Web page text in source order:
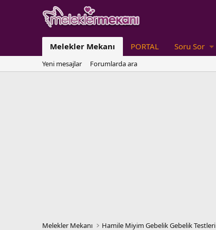
Melekler Mekanı PORTAL Soru Sor
Yeni mesajlar Forumlarda ara
Melekler Mekanı Hamile Miyim Gebelik Gebelik Testleri